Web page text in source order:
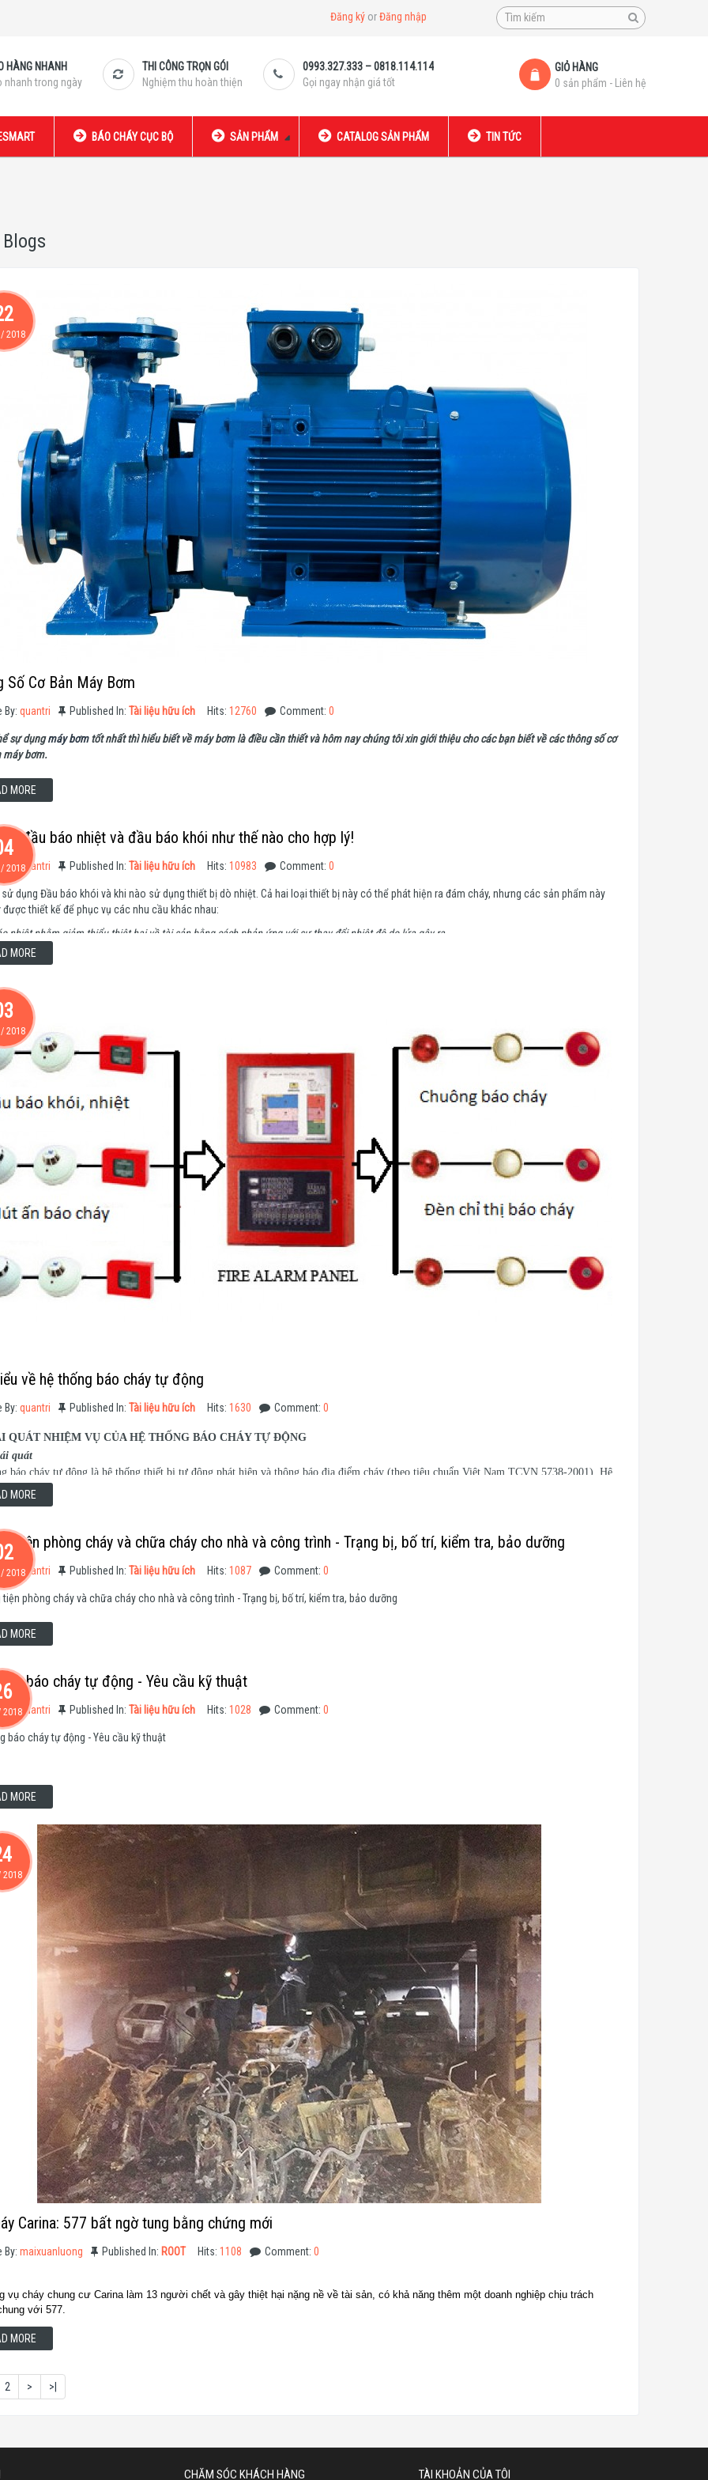
Đăng kýorĐăng nhập
HÀNG NHANH
nhanh trong ngày
THI CÔNG TRỌN GÓI
Nghiệm thu hoàn thiện
0993.327.333 – 0818.114.114
Gọi ngay nhận giá tốt
GIỎ HÀNG
0 sản phẩm - Liên hệ
BÁO CHÁY CỤC BỘ SẢN PHẨM CATALOG SẢN PHẨM TIN TỨC
/ 2018
Số Cơ Bản Máy Bơm
By: quantri Published In: Tài liệu hữu ích Hits: 12760 Comment: 0
sự dụngmáy bơmtốt nhất thì hiểu biết về máy bơm là điều cần thiết và hôm nay chúng tôi xin giới thiệu cho các bạn biết về các thông số cơ
máy bơm.
MORE
/ 2018
đầu báo nhiệt và đầu báo khói như thế nào cho hợp lý!
By:quantri Published In: Tài liệu hữu ích Hits: 10983 Comment: 0
sử dụng Đầu báo khói và khi nào sử dụng thiết bị dò nhiệt. Cả hai loại thiết bị này có thể phát hiện ra đám cháy, nhưng các sản phẩm này
thiết kế để phục vụ các nhu cầu khác nhau:
nhiệt nhằm giảm thiểu thiệt hại về tài sản bằng cách phản ứng với sự thay đổi nhiệt độ do lửa gây ra.
khói được dự định để bảo vệ con người và tài sản bằng cách tạo ra một báo động khi có khói, thường là trước khi có sự phát triển của ngọn
MORE
/ 2018
về hệ thống báo cháy tự động
By: quantri Published In: Tài liệu hữu ích Hits: 1630 Comment: 0
QUÁT NHIỆM VỤ CỦA HỆ THỐNG BÁO CHÁY TỰ ĐỘNG
quát
báo cháy tự động là hệ thống thiết bị tự động phát hiện và thông báo địa điểm cháy (theo tiêu chuẩn Việt Nam TCVN 5738-2001). Hệ
cháy tự động bao gồm: Trung tâm báo cháy, các đầu báo cháy, (tổ hợp chuông, đèn, nút ấn) và các thiết bị ngoại vi khác...
MORE
/ 2018
tiện phòng cháy và chữa cháy cho nhà và công trình - Trạng bị, bố trí, kiểm tra, bảo dưỡng
By:quantri Published In: Tài liệu hữu ích Hits: 1087 Comment: 0
tiện phòng cháy và chữa cháy cho nhà và công trình - Trạng bị, bố trí, kiểm tra, bảo dưỡng
MORE
2018
báo cháy tự động - Yêu cầu kỹ thuật
By:quantri Published In: Tài liệu hữu ích Hits: 1028 Comment: 0
báo cháy tự động - Yêu cầu kỹ thuật
MORE
2018
Carina: 577 bất ngờ tung bằng chứng mới
By: maixuanluong Published In: ROOT Hits: 1108 Comment: 0
vụ cháy chung cư Carina làm 13 người chết và gây thiệt hại nặng nề về tài sản, có khả năng thêm một doanh nghiệp chịu trách
với 577.
MORE
2 > >|
CHĂM SÓC KHÁCH HÀNG TÀI KHOẢN CỦA TÔI